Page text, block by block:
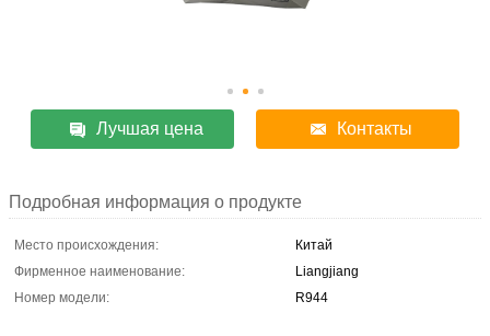
Лучшая цена Контакты
Подробная информация о продукте
Место происхождения:
Китай
Фирменное наименование:
Liangjiang
Номер модели:
R944